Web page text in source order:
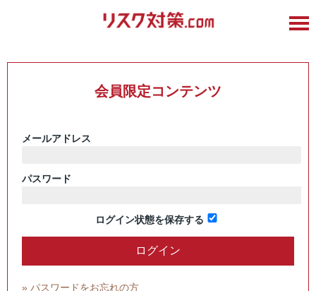
会員限定コンテンツ
メールアドレス
パスワード
ログイン状態を保存する
» パスワードをお忘れの方